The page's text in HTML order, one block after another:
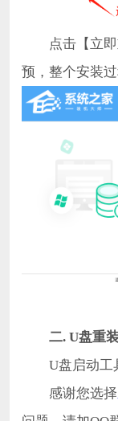
点击【立即
预，整个安装过
二. U盘重装
U盘启动工
感谢您选择